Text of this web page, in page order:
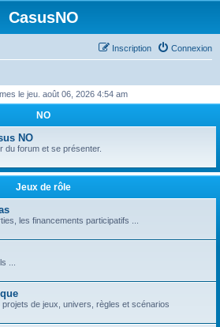
CasusNO
Connexion
Inscription
le jeu. août 06, 2026 4:54 am
NO
NO
du forum et se présenter.
Jeux de rôle
les financements participatifs ...
...
de jeux, univers, règles et scénarios